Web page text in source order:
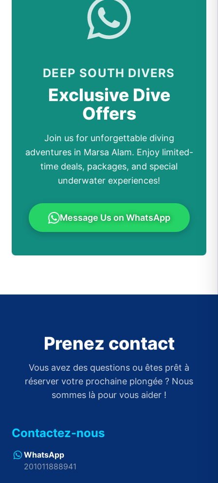
DEEP SOUTH DIVERS
Exclusive Dive
Offers
Join us for unforgettable diving
adventures in Marsa Alam. Enjoy limited-
time deals, packages, and special
underwater experiences!
Message Us on WhatsApp
Prenez contact
Vous avez des questions ou êtes prêt à
réserver votre prochaine plongée ? Nous
sommes là pour vous aider !
Contactez-nous
WhatsApp
201011888941